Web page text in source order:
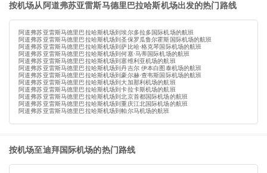
按机场从阿道弗苏亚雷斯马德里巴拉哈斯机场出发的热门路线
阿道弗苏亚雷斯马德里巴拉哈斯机场到埃尔多拉多国际机场的航班
阿道弗苏亚雷斯马德里巴拉哈斯机场到圣保罗瓜鲁尔霍斯国际机场的航班
阿道弗苏亚雷斯马德里巴拉哈斯机场到萨比哈·格克琴国际机场的航班
阿道弗苏亚雷斯马德里巴拉哈斯机场到何塞·马蒂国际机场的航班
阿道弗苏亚雷斯马德里巴拉哈斯机场到塞维利亚机场的航班
阿道弗苏亚雷斯马德里巴拉哈斯机场到丹吉尔 伊本白图泰机场的航班
阿道弗苏亚雷斯马德里巴拉哈斯机场到豪尔赫·查韦斯国际机场的航班
阿道弗苏亚雷斯马德里巴拉哈斯机场到大加那利机场的航班
阿道弗苏亚雷斯马德里巴拉哈斯机场到卡拉卡斯机场的航班
阿道弗苏亚雷斯马德里巴拉哈斯机场到北京首都国际机场的航班
阿道弗苏亚雷斯马德里巴拉哈斯机场到重庆江北国际机场的航班
阿道弗苏亚雷斯马德里巴拉哈斯机场到帕尔马机场的航班
按机场至迪拜国际机场的热门路线